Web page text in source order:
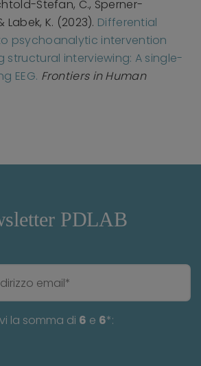
Stefan, C., Sperner-
Labek, K. (2023). Differential
psychoanalytic intervention
structural interviewing: A single-
EEG. Frontiers in Human
PDLAB
la somma di 6 e 6*: